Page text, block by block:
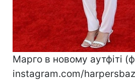
Марго в новому аутфіті
instagram.com/